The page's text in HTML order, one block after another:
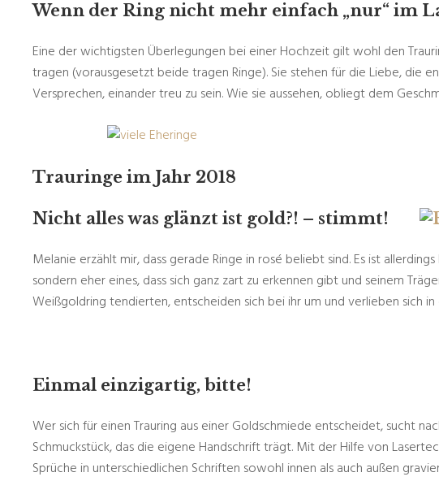
Wenn der Ring nicht mehr einfach „nur“ im
Eine der wichtigsten Überlegungen bei einer Hochzeit gilt wohl den
tragen (vorausgesetzt beide tragen Ringe). Sie stehen für die Liebe, die
Versprechen, einander treu zu sein. Wie sie aussehen, obliegt dem
Trauringe im Jahr 2018
Nicht alles was glänzt ist gold?! – stimmt!
Melanie erzählt mir, dass gerade Ringe in rosé beliebt sind. Es ist
sondern eher eines, dass sich ganz zart zu erkennen gibt und seinem
Weißgoldring tendierten, entscheiden sich bei ihr um und verlieben sich
Einmal einzigartig, bitte!
Wer sich für einen Trauring aus einer Goldschmiede entscheidet, sucht
Schmuckstück, das die eigene Handschrift trägt. Mit der Hilfe von
Sprüche in unterschiedlichen Schriften sowohl innen als auch außen